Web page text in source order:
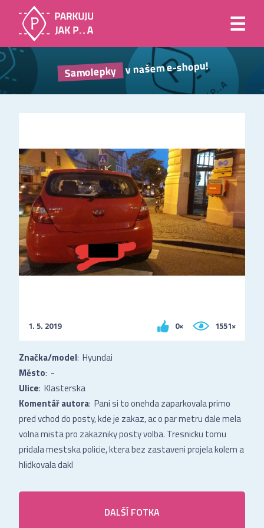
Samolepky v našem e-shopu!
1. 5. 2019 0× 1551×
Značka/model: Hyundai
Město: -
Ulice: Klasterska
Komentář autora: Pani si to onehda zaparkovala primo
pred vchod do posty, kde je zakaz, ac o par metru dale mela
volna mista pro zakazniky posty volba. Tresnicku tomu
pridala mestska policie, ktera bez zastaveni projela kolem a
hlidkovala dakl
DALŠÍ FOTKA